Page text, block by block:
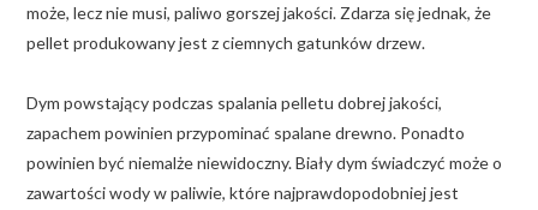
może, lecz nie musi, paliwo gorszej jakości. Zdarza się jednak, że
pellet produkowany jest z ciemnych gatunków drzew.
Dym powstający podczas spalania pelletu dobrej jakości,
zapachem powinien przypominać spalane drewno. Ponadto
powinien być niemalże niewidoczny. Biały dym świadczyć może o
zawartości wody w paliwie, które najprawdopodobniej jest